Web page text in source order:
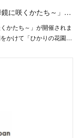
に咲くかたち～」…
かたち～」が開催されま
かけて「ひかりの花園…